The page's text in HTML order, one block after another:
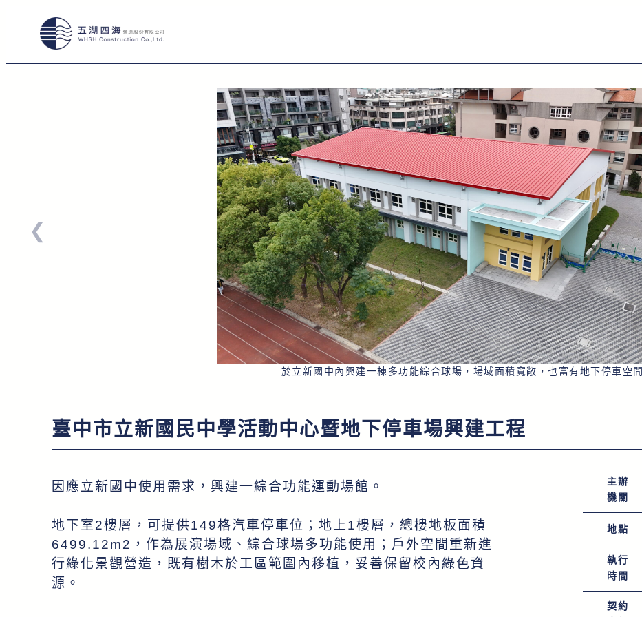
主
於立新國中內興建一棟多功能綜合球場，場域面積寬敞，也富有地下停車空間
臺中市立新國民中學活動中心暨地下停車場興建工程
因應立新國中使用需求，興建一綜合功能運動場館。
地下室2樓層，可提供149格汽車停車位；地上1樓層，總樓地板面積
6499.12m2，作為展演場域、綜合球場多功能使用；戶外空間重新進
行綠化景觀營造，既有樹木於工區範圍內移植，妥善保留校內綠色資
源。
主辦
機關
地點
執行
時間
契約